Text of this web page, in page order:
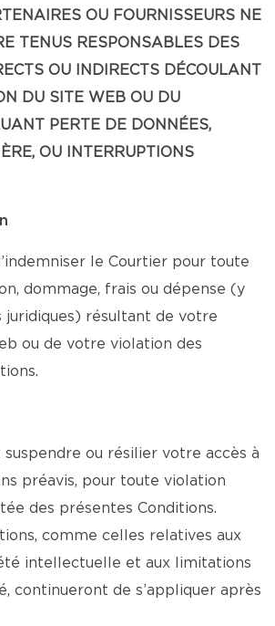
OU FOURNISSEURS NE
TENUS RESPONSABLES DES
OU INDIRECTS DÉCOULANT
DU SITE WEB OU DU
PERTE DE DONNÉES,
OU INTERRUPTIONS
le Courtier pour toute
dommage, frais ou dépense (y
juridiques) résultant de votre
ou de votre violation des
suspendre ou résilier votre accès à
préavis, pour toute violation
des présentes Conditions.
comme celles relatives aux
intellectuelle et aux limitations
continueront de s’appliquer après